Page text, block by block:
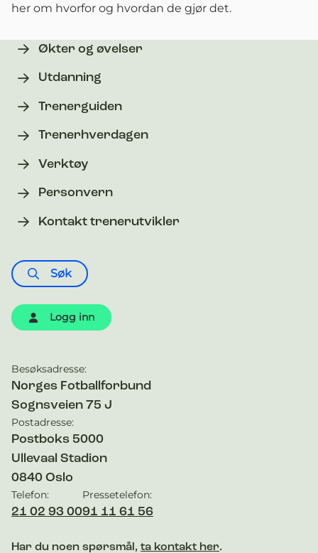
her om hvorfor og hvordan de gjør det.
Økter og øvelser
Utdanning
Trenerguiden
Trenerhverdagen
Verktøy
Personvern
Kontakt trenerutvikler
Søk
Logg inn
Kontaktinformasjon
Besøksadresse:
Norges Fotballforbund
Sognsveien 75 J
Postadresse:
Postboks 5000
Ullevaal Stadion
0840 Oslo
Telefon:
21 02 93 00
Pressetelefon:
91 11 61 56
Har du noen spørsmål, ta kontakt her.